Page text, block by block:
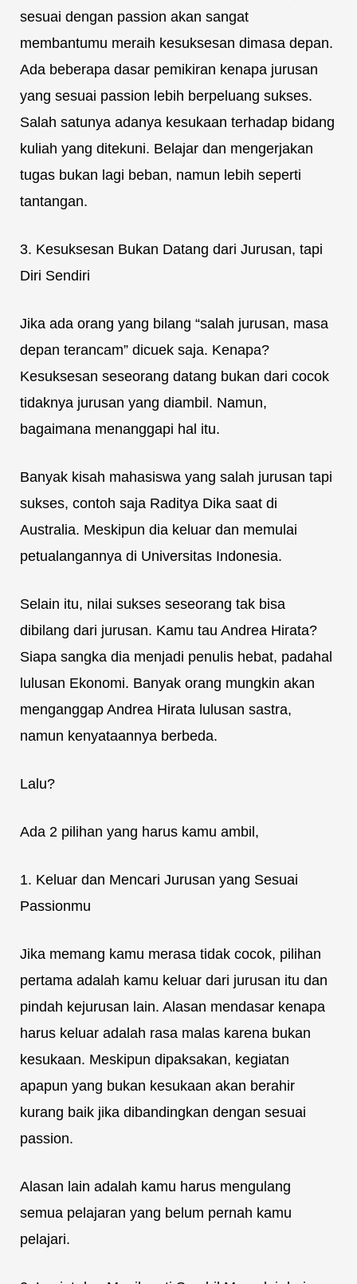
sesuai dengan passion akan sangat
membantumu meraih kesuksesan dimasa depan.
Ada beberapa dasar pemikiran kenapa jurusan
yang sesuai passion lebih berpeluang sukses.
Salah satunya adanya kesukaan terhadap bidang
kuliah yang ditekuni. Belajar dan mengerjakan
tugas bukan lagi beban, namun lebih seperti
tantangan.
3. Kesuksesan Bukan Datang dari Jurusan, tapi
Diri Sendiri
Jika ada orang yang bilang “salah jurusan, masa
depan terancam” dicuek saja. Kenapa?
Kesuksesan seseorang datang bukan dari cocok
tidaknya jurusan yang diambil. Namun,
bagaimana menanggapi hal itu.
Banyak kisah mahasiswa yang salah jurusan tapi
sukses, contoh saja Raditya Dika saat di
Australia. Meskipun dia keluar dan memulai
petualangannya di Universitas Indonesia.
Selain itu, nilai sukses seseorang tak bisa
dibilang dari jurusan. Kamu tau Andrea Hirata?
Siapa sangka dia menjadi penulis hebat, padahal
lulusan Ekonomi. Banyak orang mungkin akan
menganggap Andrea Hirata lulusan sastra,
namun kenyataannya berbeda.
Lalu?
Ada 2 pilihan yang harus kamu ambil,
1. Keluar dan Mencari Jurusan yang Sesuai
Passionmu
Jika memang kamu merasa tidak cocok, pilihan
pertama adalah kamu keluar dari jurusan itu dan
pindah kejurusan lain. Alasan mendasar kenapa
harus keluar adalah rasa malas karena bukan
kesukaan. Meskipun dipaksakan, kegiatan
apapun yang bukan kesukaan akan berahir
kurang baik jika dibandingkan dengan sesuai
passion.
Alasan lain adalah kamu harus mengulang
semua pelajaran yang belum pernah kamu
pelajari.